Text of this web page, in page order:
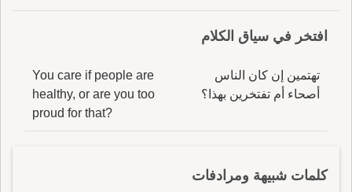
افتخر في سياق الكلام
تهتمين إن كان الناس
أصحاء أم تفتخرين بهذا؟
You care if people are
healthy, or are you too
proud for that?
كلمات شبيهة ومرادفات